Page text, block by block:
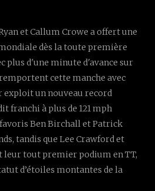
et Callum Crowe a offert une
dès la toute première
plus d'une minute d'avance sur
cette manche avec
exploit un nouveau record
franchi à plus de 121 mph
Ben Birchall et Patrick
tandis que Lee Crawford et
leur tout premier podium en TT,
d’étoiles montantes de la